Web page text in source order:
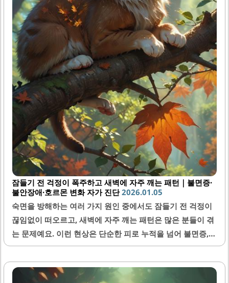
잠들기 전 걱정이 폭주하고 새벽에 자주 깨는 패턴｜불면증·
불안장애·호르몬 변화 자가 진단 2026.01.05
숙면을 방해하는 여러 가지 원인 중에서도 잠들기 전 걱정이
끊임없이 떠오르고, 새벽에 자주 깨는 패턴은 많은 분들이 겪
는 문제예요. 이런 현상은 단순한 피로 누적을 넘어 불면증,
불안장애, 그리고 호르몬 변화와도 깊은 관련이 있어서 스스
로 상태를 점검하는 것이 중요해요. 오늘은 이러한 현상을 자
가 진단하고 이해하는 방법을 자세히 알려드릴게요.1. 잠들기